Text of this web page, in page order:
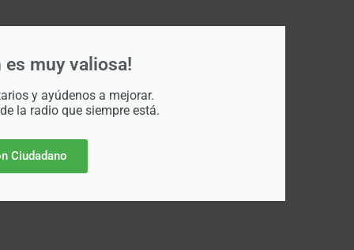
es muy valiosa!
y ayúdenos a mejorar.
la radio que siempre está.
Ciudadano